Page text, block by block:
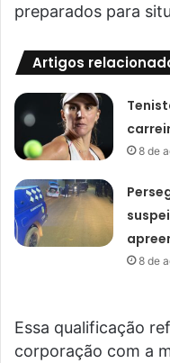
preparados para
Artigos
8 de
8 de
Essa qualificação
corporação com a